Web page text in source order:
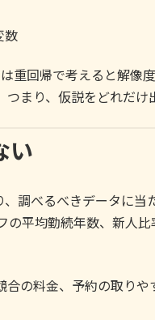
数
重回帰で考えると解像度
まり、仮説をどれだけ
い
調べるべきデータに当
平均勤続年数、新人
の料金、予約の取り